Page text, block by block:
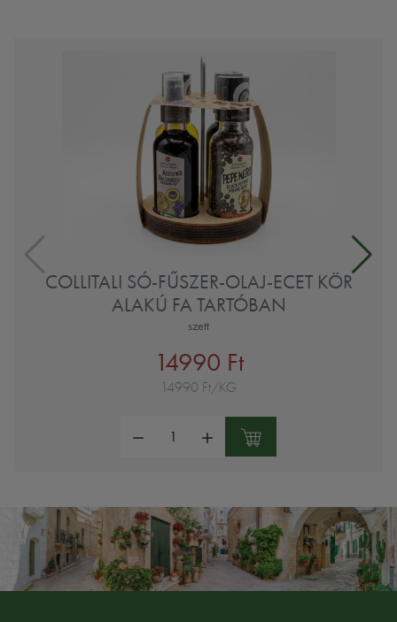
COLLITALI SÓ-FŰSZER-OLAJ-ECET KÖR
ALAKÚ FA TARTÓBAN
szett
14990 Ft
14990 Ft/KG